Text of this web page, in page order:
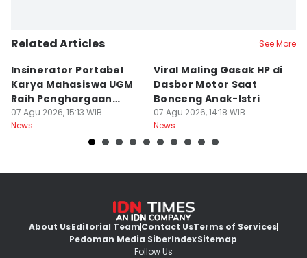
Related Articles See More
Insinerator Portabel
Karya Mahasiswa UGM
Raih Penghargaan
Internasional
07 Agu 2026, 15:13 WIB
News
Viral Maling Gasak HP di
Dasbor Motor Saat
Bonceng Anak-Istri
07 Agu 2026, 14:18 WIB
News
About UsEditorial TeamContact UsTerms of Services
Pedoman Media SiberIndexSitemap
Follow Us